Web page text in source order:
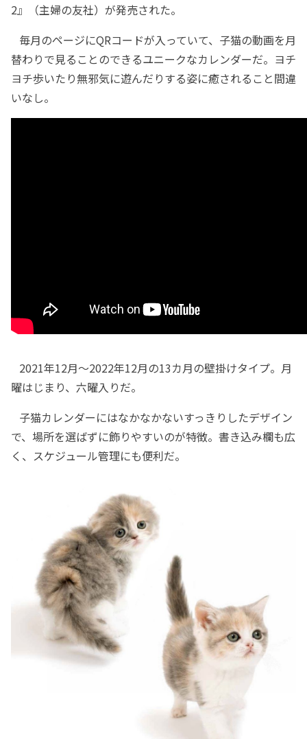
2』（主婦の友社）が発売された。
毎月のページにQRコードが入っていて、子猫の動画を月
替わりで見ることのできるユニークなカレンダーだ。ヨチ
ヨチ歩いたり無邪気に遊んだりする姿に癒されること間違
いなし。
2021年12月～2022年12月の13カ月の壁掛けタイプ。月
曜はじまり、六曜入りだ。
子猫カレンダーにはなかなかないすっきりしたデザイン
で、場所を選ばずに飾りやすいのが特徴。書き込み欄も広
く、スケジュール管理にも便利だ。